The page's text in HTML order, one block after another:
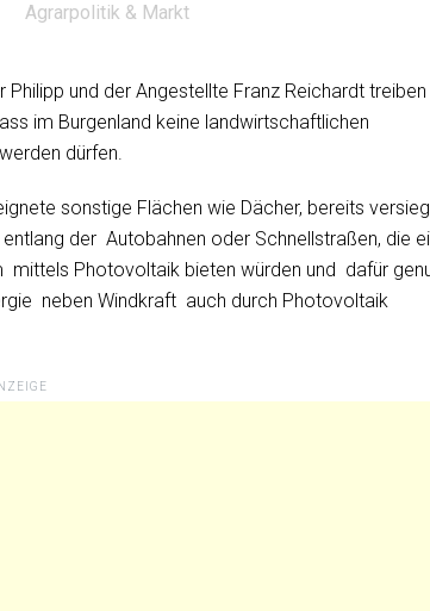
Agrarpolitik & Markt
und der Angestellte Franz Reichardt treiben
im Burgenland keine landwirtschaftlichen
dürfen.
sonstige Flächen wie Dächer, bereits
der Autobahnen oder Schnellstraßen, die
Photovoltaik bieten würden und dafür
neben Windkraft auch durch Photovoltaik